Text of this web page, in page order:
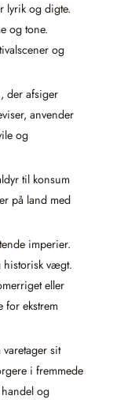
lyrik og digte.
og tone.
og
der afsiger
anvender
og
til konsum
på land med
imperier.
historisk vægt.
eller
for ekstrem
sit
i fremmede
og